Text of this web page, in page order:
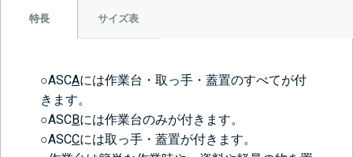
特長 サイズ表
○ASCAには作業台・取っ手・蓋置のすべてが付
きます。
○ASCBには作業台のみが付きます。
○ASCCには取っ手・蓋置が付きます。